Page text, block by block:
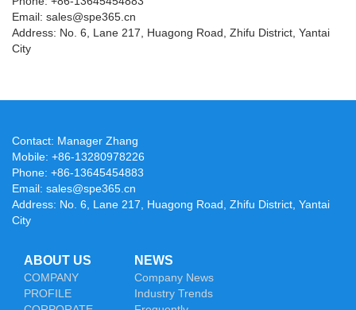
Email: sales@spe365.cn
Address: No. 6, Lane 217, Huagong Road, Zhifu District, Yantai
City
Contact: Manager Zhang
Mobile: +86-13280978226
Phone: +86-13645454883
Email: sales@spe365.cn
Address: No. 6, Lane 217, Huagong Road, Zhifu District, Yantai
City
ABOUT US
COMPANY
PROFILE
NEWS
Company News
Industry Trends